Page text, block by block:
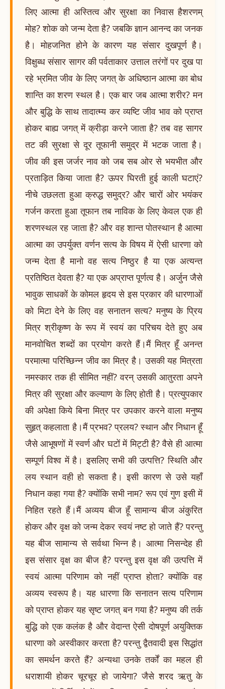
लिए आत्मा ही अस्तित्व और सुरक्षा का निवास हैशरणम्
मोह? शोक को जन्म देता है? जबकि ज्ञान आनन्द का जनक
है। मोहजनित होने के कारण यह संसार दुखपूर्ण है।
विक्षुब्ध संसार सागर की पर्वताकार उत्ताल तरंगों पर दुख पा
रहे भ्रमित जीव के लिए जगत् के अधिष्ठान आत्मा का बोध
शान्ति का शरण स्थल है। एक बार जब आत्मा शरीर? मन
और बुद्धि के साथ तादात्म्य कर व्यष्टि जीव भाव को प्राप्त
होकर बाह्य जगत् में क्रीड़ा करने जाता है? तब वह सागर
तट की सुरक्षा से दूर तूफानी समुद्र में भटक जाता है।
जीव की इस जर्जर नाव को जब सब ओर से भयभीत और
प्रताड़ित किया जाता है? ऊपर घिरती हुई काली घटाएं?
नीचे उछलता हुआ क्रुद्ध समुद्र? और चारों ओर भयंकर
गर्जन करता हुआ तूफान तब नाविक के लिए केवल एक ही
शरणस्थल रह जाता है? और वह शान्त पोतस्थान है आत्मा
आत्मा का उपर्युक्त वर्णन सत्य के विषय में ऐसी धारणा को
जन्म देता है मानो वह सत्य निष्ठुर है या एक अत्यन्त
प्रतिष्ठित देवता है? या एक अप्राप्त पूर्णत्व है। अर्जुन जैसे
भावुक साधकों के कोमल हृदय से इस प्रकार की धारणाओं
को मिटा देने के लिए वह सनातन सत्य? मनुष्य के प्रिय
मित्र श्रीकृष्ण के रूप में स्वयं का परिचय देते हुए अब
मानवोचित शब्दों का प्रयोग करते हैं।मैं मित्र हूँ अनन्त
परमात्मा परिच्छिन्न जीव का मित्र है। उसकी यह मित्रता
नमस्कार तक ही सीमित नहीं? वरन् उसकी आतुरता अपने
मित्र की सुरक्षा और कल्याण के लिए होती है। प्रत्युपकार
की अपेक्षा किये बिना मित्र पर उपकार करने वाला मनुष्य
सुहृत् कहलाता है।मैं प्रभव? प्रलय? स्थान और निधान हूँ
जैसे आभूषणों में स्वर्ण और घटों में मिट्टी है? वैसे ही आत्मा
सम्पूर्ण विश्व में है। इसलिए सभी की उत्पत्ति? स्थिति और
लय स्थान वही हो सकता है। इसी कारण से उसे यहाँ
निधान कहा गया है? क्योंकि सभी नाम? रूप एवं गुण इसी में
निहित रहते हैं।मैं अव्यय बीज हूँ सामान्य बीज अंकुरित
होकर और वृक्ष को जन्म देकर स्वयं नष्ट हो जाते हैं? परन्तु
यह बीज सामान्य से सर्वथा भिन्न है। आत्मा निसन्देह ही
इस संसार वृक्ष का बीज है? परन्तु इस वृक्ष की उत्पत्ति में
स्वयं आत्मा परिणाम को नहीं प्राप्त होता? क्योंकि वह
अव्यय स्वरूप है। यह धारणा कि सनातन सत्य परिणाम
को प्राप्त होकर यह सृष्ट जगत् बन गया है? मनुष्य की तर्क
बुद्धि को एक कलंक है और वेदान्त ऐसी दोषपूर्ण अयुक्तिक
धारणा को अस्वीकार करता है? परन्तु द्वैतवादी इस सिद्धांत
का समर्थन करते हैं? अन्यथा उनके तर्कों का महल ही
धराशायी होकर चूरचूर हो जायेगा? जैसे शरद ऋतु के